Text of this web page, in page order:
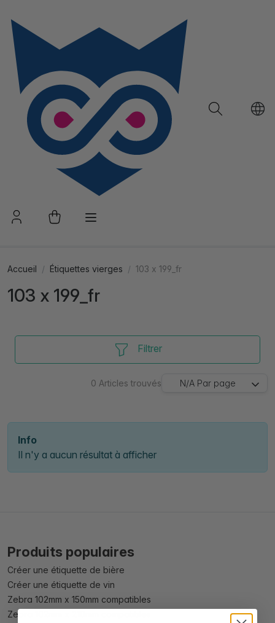
Accueil Étiquettes vierges 103 x 199_fr
103 x 199_fr
Filtrer
0 Articles trouvés N/A Par page
Info
Il n'y a aucun résultat à afficher
Produits populaires
Créer une étiquette de bière
Créer une étiquette de vin
Zebra 102mm x 150mm compatibles
Zebra 102mm x 210mm compatibles